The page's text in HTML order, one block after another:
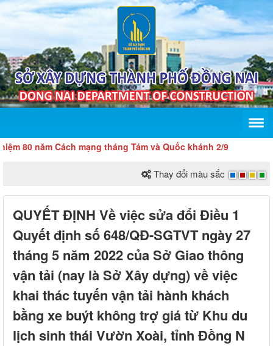
năm Cách mạng tháng Tám và Quốc khánh 2/9
Thay đổi màu sắc
QUYẾT ĐỊNH Về việc sửa đổi Điều 1
Quyết định số 648/QĐ-SGTVT ngày 27
tháng 5 năm 2022 của Sở Giao thông
vận tải (nay là Sở Xây dựng) về việc
khai thác tuyến vận tải hành khách
bằng xe buýt không trợ giá từ Khu du
lịch sinh thái Vườn Xoài, tỉnh Đồng N